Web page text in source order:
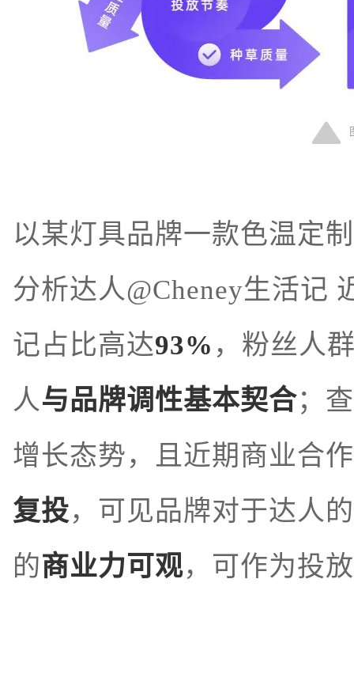
以某灯具品牌一款色温定
分析达人@Cheney生活记
记占比高达93% ，粉丝人
人与品牌调性基本契合；
增长态势，且近期商业合
复投，可见品牌对于达人
的商业力可观，可作为投